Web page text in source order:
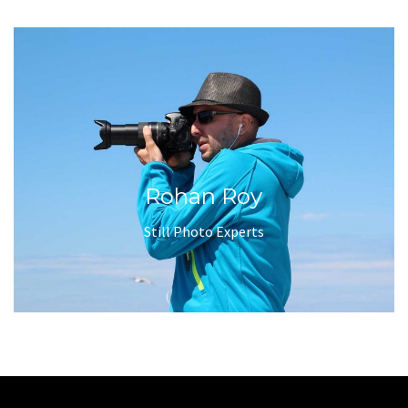
Rohan Roy
Still Photo Experts
Outdoor Photo Experts
Rohan Roy
Still Photo Experts